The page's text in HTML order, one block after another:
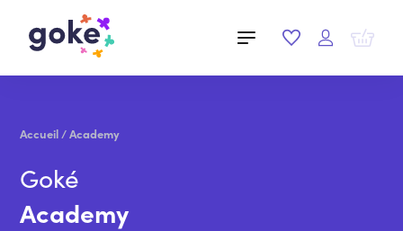
Accueil/Academy
Goké
Academy